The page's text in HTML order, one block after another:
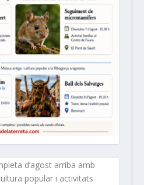
d’agost arriba amb
popular i activitats